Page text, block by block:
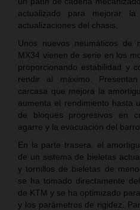
actualizado para mejorar la
actualizaciones del chasis.
Unos nuevos neumáticos de
MX34 vienen de serie en los
proporcionando estabilidad y
rendir al máximo.
carcasa que mejora la
aumenta el rendimiento hasta
de bloques progresivos en
agarre y la evacuación del barro.
En la parte trasera, el
de un sistema de bieletas
y tornillos de bieletas de
se ha tomado directamente
de KTM y se ha optimizado
y los parámetros de rigidez.